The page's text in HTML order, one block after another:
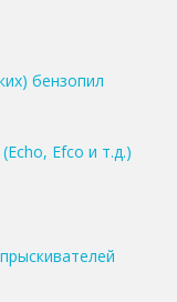
бензопил
Efco и т.д.)